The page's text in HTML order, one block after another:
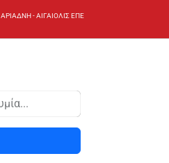
ΑΡΙΑΔΝΗ - ΑΙΓΑΙΟΛΙΣ ΕΠΕ